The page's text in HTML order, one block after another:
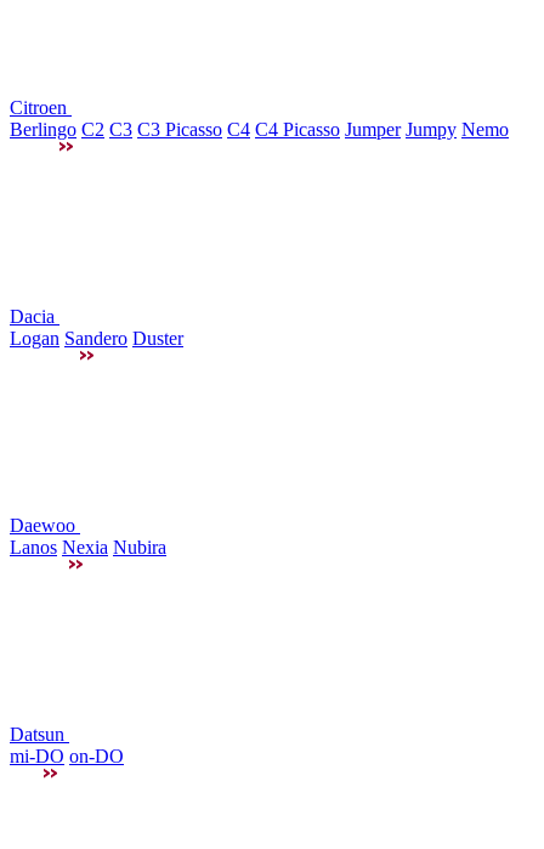
Citroen
Berlingo C2 C3 C3 Picasso C4 C4 Picasso Jumper Jumpy Nemo
Dacia
Logan Sandero Duster
Daewoo
Lanos Nexia Nubira
Datsun
mi-DO on-DO